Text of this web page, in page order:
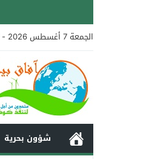
الجمعة 7 أغسطس 2026 - 16:43 مساءً
شؤون بحرية